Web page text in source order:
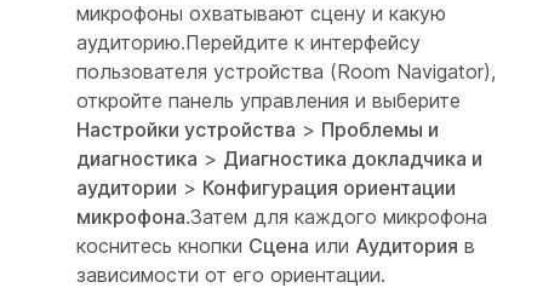
микрофоны охватывают сцену и какую
аудиторию.Перейдите к интерфейсу
пользователя устройства (Room Navigator),
откройте панель управления и выберите
Настройки устройства > Проблемы и
диагностика > Диагностика докладчика и
аудитории > Конфигурация ориентации
микрофона.Затем для каждого микрофона
коснитесь кнопки Сцена или Аудитория в
зависимости от его ориентации.